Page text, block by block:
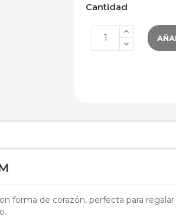
Cantidad
forma de corazón, perfecta para